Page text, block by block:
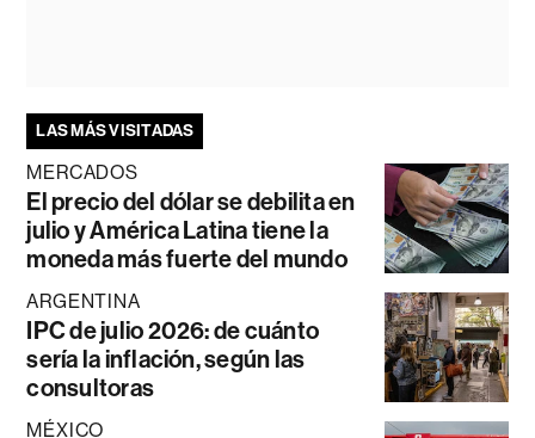
LAS MÁS VISITADAS
MERCADOS
El precio del dólar se debilita en
julio y América Latina tiene la
moneda más fuerte del mundo
ARGENTINA
IPC de julio 2026: de cuánto
sería la inflación, según las
consultoras
MÉXICO